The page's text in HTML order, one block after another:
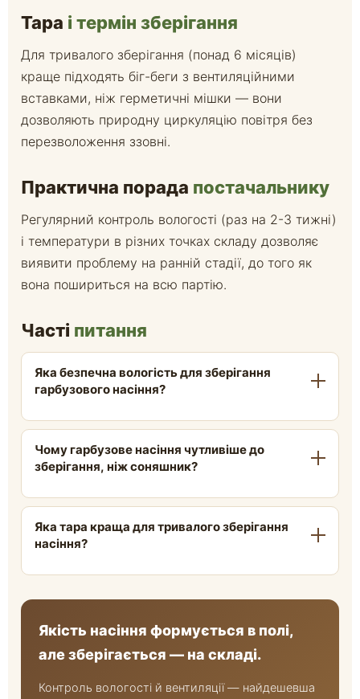
Тара і термін зберігання
Для тривалого зберігання (понад 6 місяців)
краще підходять біг-беги з вентиляційними
вставками, ніж герметичні мішки — вони
дозволяють природну циркуляцію повітря без
перезволоження ззовні.
Практична порада постачальнику
Регулярний контроль вологості (раз на 2-3 тижні)
і температури в різних точках складу дозволяє
виявити проблему на ранній стадії, до того як
вона пошириться на всю партію.
Часті питання
Яка безпечна вологість для зберігання
гарбузового насіння?
Не вище 8-10%. Перевищення цього рівня
створює ризик розвитку плісняви,
мікотоксинів, самозігрівання насіннєвої маси і
прогіркання олії в ядрі.
Чому гарбузове насіння чутливіше до
зберігання, ніж соняшник?
Через високий відсоток олії в ядрі, що робить
продукт більш схильним до окислення й
прогіркання при неправильних умовах —
особливо при коливаннях температури і
Яка тара краща для тривалого зберігання
насіння?
герметичні мішки — вони забезпечують
природну циркуляцію повітря без ризику
Якість насіння формується в полі,
але зберігається — на складі.
Контроль вологості й вентиляції — найдешевша